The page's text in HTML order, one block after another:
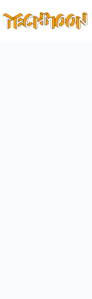
至